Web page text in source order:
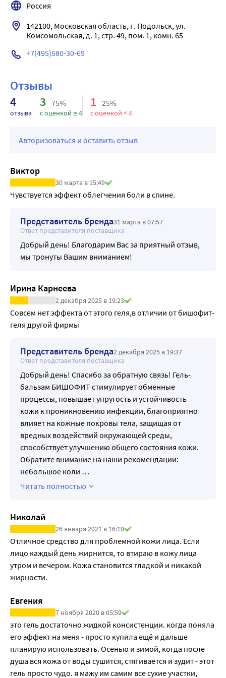
Россия
142100, Московская область, г. Подольск, ул.
Комсомольская, д. 1, стр. 49, пом. 1, комн. 65
+7(495)580-30-69
Отзывы
4
отзыва
3 75%
с оценкой ≥ 4
1 25%
с оценкой < 4
Авторизоваться и оставить отзыв
Виктор
30 марта в 15:49
Чувствуется эффект облегчения боли в спине.
Представитель бренда31 марта в 07:57
Ответ представителя поставщика
Добрый день! Благодарим Вас за приятный отзыв,
мы тронуты Вашим вниманием!
Ирина Карнеева
2 декабря 2025 в 19:23
Совсем нет эффекта от этого геля,в отличии от бишофит-
геля другой фирмы
Представитель бренда2 декабря 2025 в 19:37
Ответ представителя поставщика
Добрый день! Спасибо за обратную связь! Гель-
бальзам БИШОФИТ стимулирует обменные
процессы, повышает упругость и устойчивость
кожи к проникновению инфекции, благоприятно
влияет на кожные покровы тела, защищая от
вредных воздействий окружающей среды,
способствует улучшению общего состояния кожи.
Обратите внимание на наши рекомендации:
небольшое коли …
Читать полностью
Николай
26 января 2021 в 16:10
Отличное средство для проблемной кожи лица. Если
лицо каждый день жирнится, то втираю в кожу лица
утром и вечером. Кожа становится гладкой и никакой
жирности.
Евгения
7 ноября 2020 в 05:59
это гель достаточно жидкой консистенции. когда поняла
его эффект на меня - просто купила ещё и дальше
планирую использовать. Осенью и зимой, когда после
душа вся кожа от воды сушится, стягивается и зудит - этот
гель просто чудо. я мажу им самим все сухие участки,